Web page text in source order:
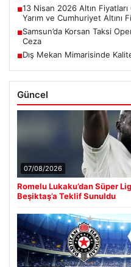
■13 Nisan 2026 Altın
Yarım ve Cumhuriyet Altını
■Samsun’da Korsan Taksi
Ceza
■Dış Mekan Mimarisinde
Güncel
07/08/2026
Romelu Lukaku’dan Süper
Beşiktaş’a Teklif Sunuldu